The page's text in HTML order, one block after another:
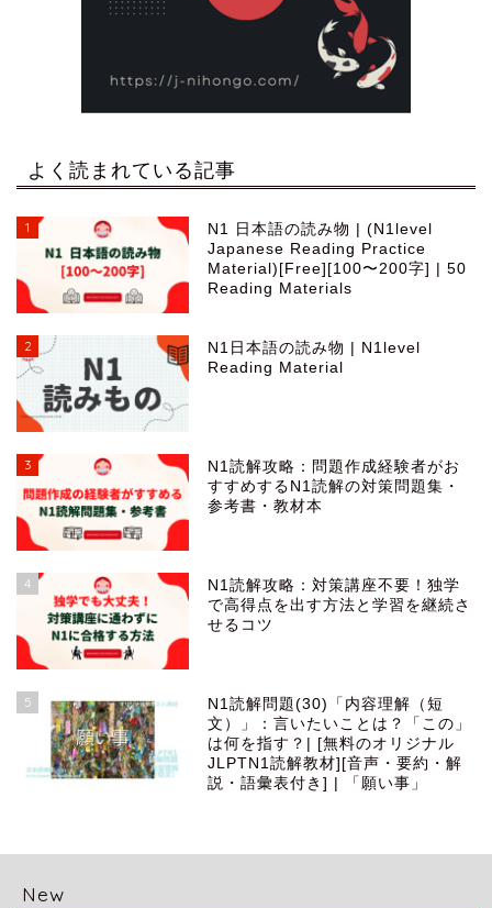
よく読まれている記事
1
N1 日本語の読み物 | (N1level
Japanese Reading Practice
Material)[Free][100〜200字] | 50
Reading Materials
2
N1日本語の読み物 | N1level
Reading Material
3
N1読解攻略：問題作成経験者がお
すすめするN1読解の対策問題集・
参考書・教材本
4
N1読解攻略：対策講座不要！独学
で高得点を出す方法と学習を継続さ
せるコツ
5
N1読解問題(30)「内容理解（短
文）」：言いたいことは？「この」
は何を指す？| [無料のオリジナル
JLPTN1読解教材][音声・要約・解
説・語彙表付き] | 「願い事」
New